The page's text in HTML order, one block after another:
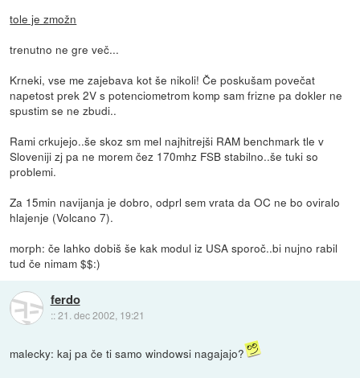
tole je zmožn
trenutno ne gre več...
Krneki, vse me zajebava kot še nikoli! Če poskušam povečat
napetost prek 2V s potenciometrom komp sam frizne pa dokler ne
spustim se ne zbudi..
Rami crkujejo..še skoz sm mel najhitrejši RAM benchmark tle v
Sloveniji zj pa ne morem čez 170mhz FSB stabilno..še tuki so
problemi.
Za 15min navijanja je dobro, odprl sem vrata da OC ne bo oviralo
hlajenje (Volcano 7).
morph: če lahko dobiš še kak modul iz USA sporoč..bi nujno rabil
tud če nimam $$:)
ferdo
::21. dec 2002, 19:21
malecky: kaj pa če ti samo windowsi nagajajo?